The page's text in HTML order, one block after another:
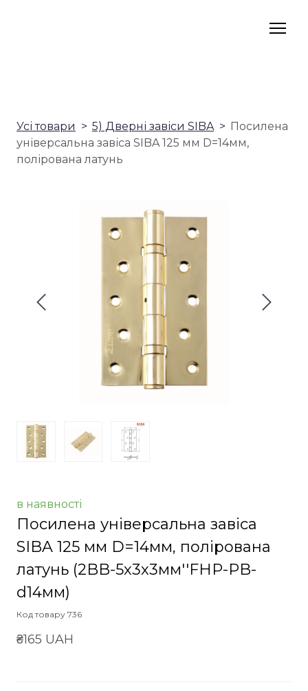
Усі товари 5) Дверні завіси SIBA
Посилена
універсальна завіса SIBA 125 мм D=14мм,
полірована латунь
в наявності
Посилена універсальна завіса
SIBA 125 мм D=14мм, полірована
латунь (2BB-5х3х3мм''FHP-РB-
d14мм)
Код товару 736
₴165 UAH